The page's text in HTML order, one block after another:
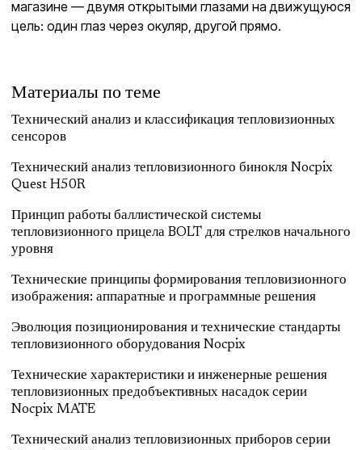
магазине — двумя открытыми глазами на движущуюся
цель: один глаз через окуляр, другой прямо.
Материалы по теме
Технический анализ и классификация тепловизионных
сенсоров
Технический анализ тепловизионного бинокля Nocpix
Quest H50R
Принцип работы баллистической системы
тепловизионного прицела BOLT для стрелков начального
уровня
Технические принципы формирования тепловизионного
изображения: аппаратные и программные решения
Эволюция позиционирования и технические стандарты
тепловизионного оборудования Nocpix
Технические характеристики и инженерные решения
тепловизионных предобъективных насадок серии
Nocpix MATE
Технический анализ тепловизионных приборов серии